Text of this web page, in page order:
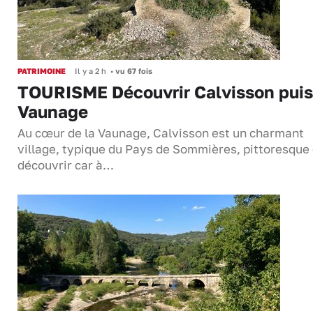
PATRIMOINE Il y a 2 h • vu 67 fois
TOURISME Découvrir Calvisson
Vaunage
Au cœur de la Vaunage, Calvisson est un charmant
village, typique du Pays de Sommières, pittoresque
découvrir car à…